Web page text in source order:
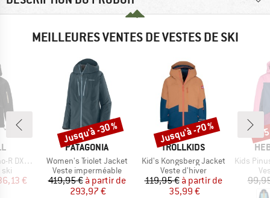
MEILLEURES VENTES DE VESTES DE SKI
Jacket
ski
réduit
€
MARQUE
PATAGONIA
Article
Women's Triolet Jacket
Product group
Veste imperméable
Prix
419,95 € Prix réduit
à partir de
293,97 €
Remise
Jusqu'à -30 %
MARQUE
TROLLKIDS
Article
Kid's Kongsberg Jacket
Product group
Veste d'hiver
Prix
119,95 € Prix réduit
à partir de
35,99 €
Remise
Jusqu'à -70 %
Article
Kids
-